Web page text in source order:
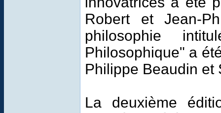
Robert et Jean-
philosophie
Philosophique" a
Philippe Beaudin et
La deuxième